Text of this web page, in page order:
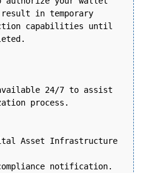
in temporary
capabilities until
24/7 to assist
process.
Asset Infrastructure
notification.